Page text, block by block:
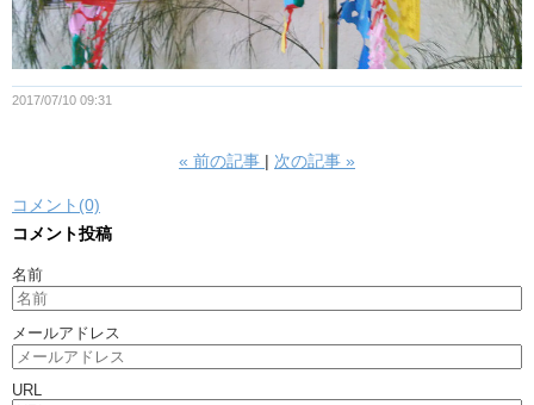
2017/07/10 09:31
« 前の記事 次の記事 »
コメント(0)
コメント投稿
名前
メールアドレス
URL